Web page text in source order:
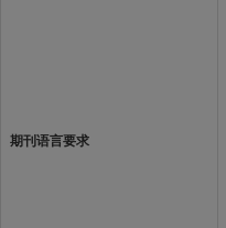
期刊语言要求